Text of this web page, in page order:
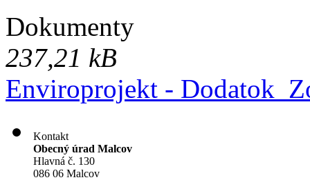
Dokumenty
237,21 kB
Enviroprojekt -
Kontakt
Obecný úrad Malcov
Hlavná č. 130
086 06 Malcov